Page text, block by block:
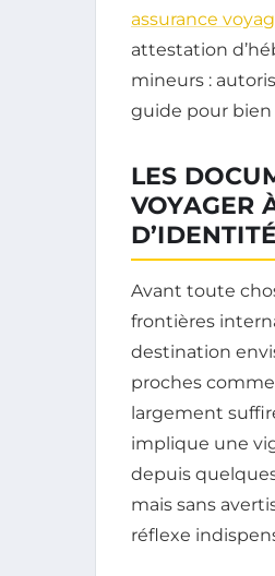
assurance
attestation
mineurs :
guide pour bien
LES
VOYAGER
D’IDENTITÉ
Avant toute
frontières
destination
proches comme
largement
implique une
depuis
mais sans
réflexe